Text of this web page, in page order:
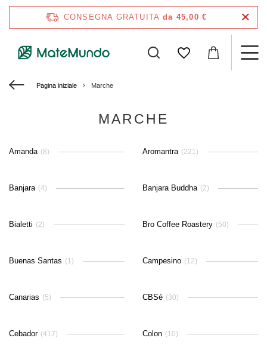
CONSEGNA GRATUITA da 45,00 €
Pagina iniziale Marche
MARCHE
Amanda (8) Aromantra (221)
Banjara (4) Banjara Buddha (2)
Bialetti (2) Bro Coffee Roastery (50)
Buenas Santas (1) Campesino (12)
Canarias (5) CBSé (30)
Cebador (417) Colon (10)